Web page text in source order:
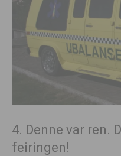
4. Denne var ren.
feiringen!